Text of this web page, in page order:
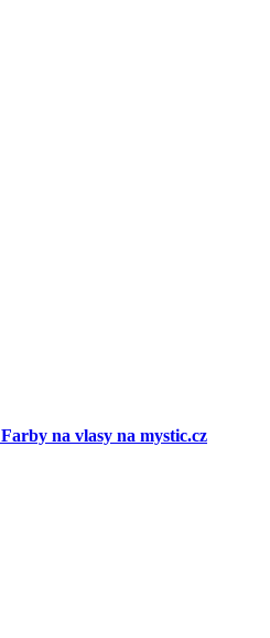
Farby na vlasy na mystic.cz